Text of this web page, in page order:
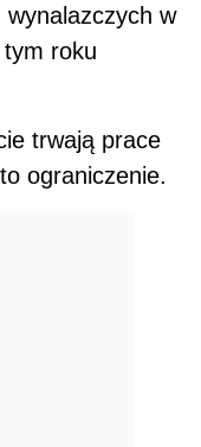
w
roku
trwają prace
ograniczenie.